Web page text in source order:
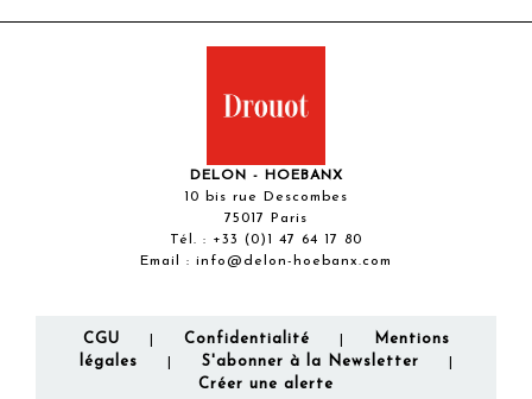
DELON - HOEBANX
10 bis rue Descombes
75017 Paris
Tél. : +33 (0)1 47 64 17 80
Email : info@delon-hoebanx.com
CGU Confidentialité
Mentions
légales
S'abonner à la Newsletter
Créer une alerte